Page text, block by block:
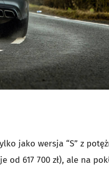
jako wersja “S” z
od 617 700 zł), ale na